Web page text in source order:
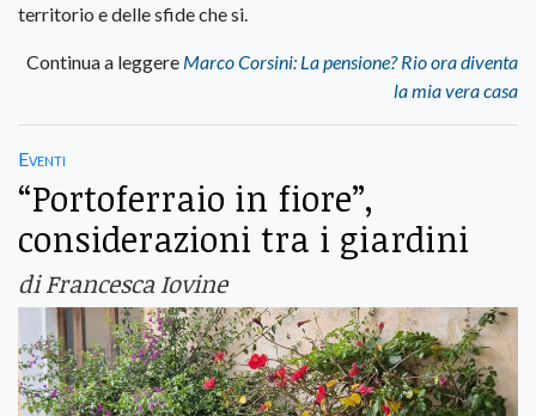
territorio e delle sfide che si.
Continua a leggere Marco Corsini: La pensione? Rio ora diventa
la mia vera casa
Eventi
“Portoferraio in fiore”,
considerazioni tra i giardini
di Francesca Iovine